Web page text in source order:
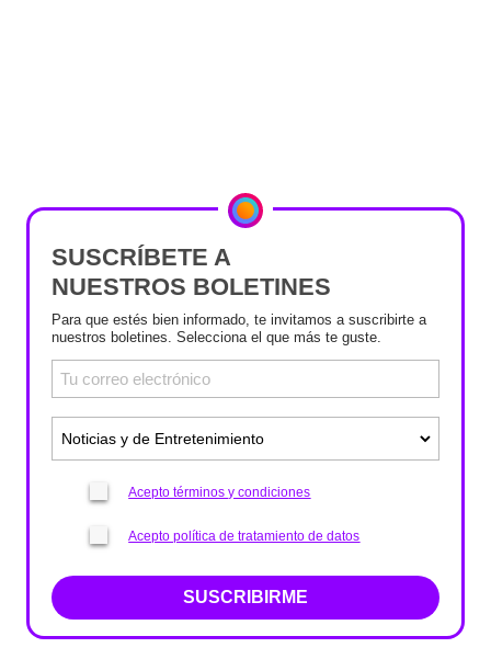
SUSCRÍBETE A
NUESTROS BOLETINES
Para que estés bien informado, te invitamos a suscribirte a
nuestros boletines. Selecciona el que más te guste.
Acepto términos y condiciones
Acepto política de tratamiento de datos
SUSCRIBIRME